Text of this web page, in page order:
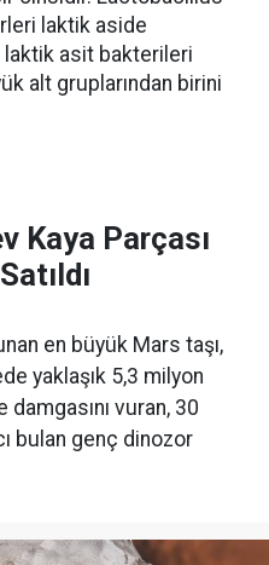
laktik aside
laktik asit bakterileri
alt gruplarından birini
Kaya Parçası
en büyük Mars taşı,
yaklaşık 5,3 milyon
damgasını vuran, 30
bulan genç dinozor